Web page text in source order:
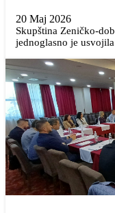
20 Maj 2026
Skupština Zeničko-
jednoglasno je